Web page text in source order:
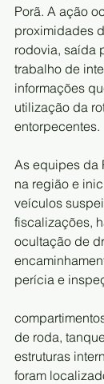
Porã. A ação
proximidades
rodovia, saída
trabalho de
informações
utilização da
entorpecentes.
As equipes da
na região e
veículos
fiscalizações,
ocultação de
perícia e
de roda,
estruturas
foram